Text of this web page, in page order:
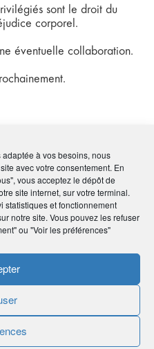
à vos besoins, nous
avec votre consentement. En
vous acceptez le dépôt de
site internet, sur votre terminal.
statistiques et fonctionnement
notre site. Vous pouvez les refuser
ou "Voir les préférences"
sont le droit du
corporel.
éventuelle collaboration.
Nouméa
katell.avocat/